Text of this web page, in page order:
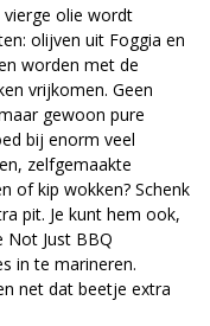
olie wordt
olijven uit Foggia en
worden met de
vrijkomen. Geen
gewoon pure
bij enorm veel
zelfgemaakte
of kip wokken? Schenk
pit. Je kunt hem ook,
Not Just BBQ
in te marineren.
net dat beetje extra